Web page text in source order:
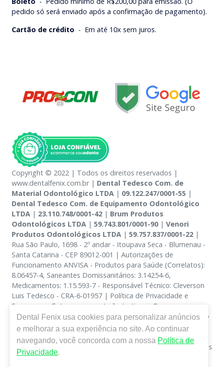
pedido só será enviado após a confirmação de pagamento).
Cartão de crédito - Em até 10x sem juros.
Copyright © 2022 | Todos os direitos reservados |
www.dentalfenix.com.br | Dental Tedesco Com. de
Material Odontológico LTDA | 09.122.247/0001-55 |
Dental Tedesco Com. de Equipamento Odontológico
LTDA | 23.110.748/0001-42 | Brum Produtos
Odontológicos LTDA | 59.743.801/0001-90| Venori
Produtos Odontológicos LTDA | 59.757.837/0001-22 |
Rua São Paulo, 1698 - 2º andar - Itoupava Seca - Blumenau -
Santa Catarina - CEP 89012-001 | Autorizações de
Funcionamento ANVISA - Produtos para Saúde (Correlatos):
8.06457-4, Saneantes Domissanitários: 3.14254-6,
Medicamentos: 1.15.593-7 - Responsável Técnico: Cleverson
Luis Tedesco - CRA-6-01957 | Política de Privacidade e
Segurança - Fotos meramente ilustrativas - Os preços e
condições da loja virtual estão sujeitos a alterações. Em caso
de divergência de preços no site, o valor válido é o do
Carrinho de Compra. Não vendemos por atacado, por isso
nos reservamos o direito de não atender compras de grandes
volumes pelo site.
Dental Fenix usa cookies para personalizar anúncios
e melhorar a sua experiência no site. Ao continuar
navegando, você concorda com a nossa Política de
Privacidade.